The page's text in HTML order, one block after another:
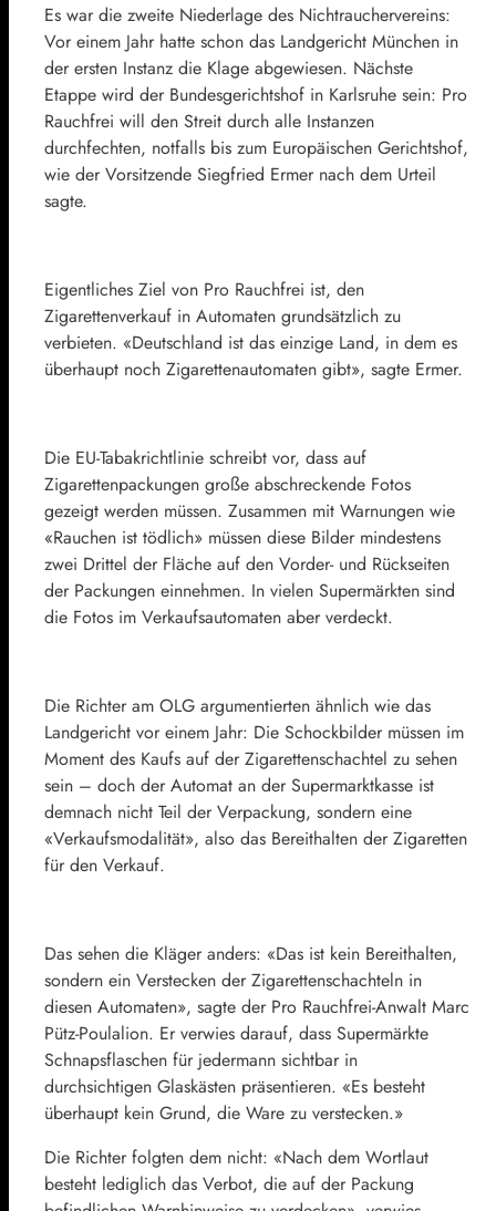
Es war die zweite Niederlage des Nichtrauchervereins:
Vor einem Jahr hatte schon das Landgericht München in
der ersten Instanz die Klage abgewiesen. Nächste
Etappe wird der Bundesgerichtshof in Karlsruhe sein: Pro
Rauchfrei will den Streit durch alle Instanzen
durchfechten, notfalls bis zum Europäischen Gerichtshof,
wie der Vorsitzende Siegfried Ermer nach dem Urteil
sagte.
Eigentliches Ziel von Pro Rauchfrei ist, den
Zigarettenverkauf in Automaten grundsätzlich zu
verbieten. «Deutschland ist das einzige Land, in dem es
überhaupt noch Zigarettenautomaten gibt», sagte Ermer.
Die EU-Tabakrichtlinie schreibt vor, dass auf
Zigarettenpackungen große abschreckende Fotos
gezeigt werden müssen. Zusammen mit Warnungen wie
«Rauchen ist tödlich» müssen diese Bilder mindestens
zwei Drittel der Fläche auf den Vorder- und Rückseiten
der Packungen einnehmen. In vielen Supermärkten sind
die Fotos im Verkaufsautomaten aber verdeckt.
Die Richter am OLG argumentierten ähnlich wie das
Landgericht vor einem Jahr: Die Schockbilder müssen im
Moment des Kaufs auf der Zigarettenschachtel zu sehen
sein – doch der Automat an der Supermarktkasse ist
demnach nicht Teil der Verpackung, sondern eine
«Verkaufsmodalität», also das Bereithalten der Zigaretten
für den Verkauf.
Das sehen die Kläger anders: «Das ist kein Bereithalten,
sondern ein Verstecken der Zigarettenschachteln in
diesen Automaten», sagte der Pro Rauchfrei-Anwalt Marc
Pütz-Poulalion. Er verwies darauf, dass Supermärkte
Schnapsflaschen für jedermann sichtbar in
durchsichtigen Glaskästen präsentieren. «Es besteht
überhaupt kein Grund, die Ware zu verstecken.»
Die Richter folgten dem nicht: «Nach dem Wortlaut
besteht lediglich das Verbot, die auf der Packung